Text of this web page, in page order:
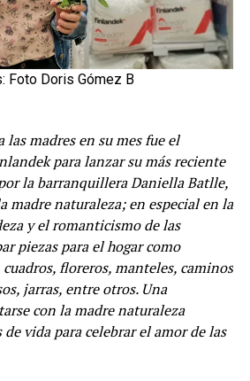
Foto Doris Gómez B
las madres en su mes fue el
para lanzar su más reciente
la barranquillera Daniella Batlle,
madre naturaleza; en especial en la
y el romanticismo de las
piezas para el hogar como
floreros, manteles, caminos
jarras, entre otros. Una
con la madre naturaleza
vida para celebrar el amor de las